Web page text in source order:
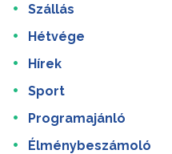
Szállás
Hétvége
Hírek
Sport
Programajánló
Élménybeszámoló